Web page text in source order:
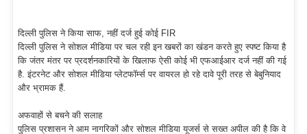
दिल्ली पुलिस ने किया साफ, नहीं दर्ज हुई कोई FIR
दिल्ली पुलिस ने सोशल मीडिया पर चल रही इन खबरों का खंडन करते हुए स्पष्ट किया है
कि जंतर मंतर पर प्रदर्शनकारियों के खिलाफ ऐसी कोई भी एफआईआर दर्ज नहीं की गई
है. इंटरनेट और सोशल मीडिया प्लेटफॉर्म्स पर वायरल हो रहे दावे पूरी तरह से बेबुनियाद
और भ्रामक हैं.
अफवाहों से बचने की सलाह
पुलिस प्रशासन ने आम नागरिकों और सोशल मीडिया यूजर्स से सख्त अपील की है कि वे